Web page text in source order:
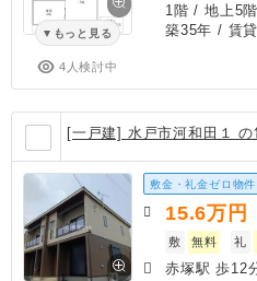
もっと見る
4人検討中
1階 / 地上5
築35年 / 賃
[一戸建] 水戸市河和田１ の
敷金・礼金ゼロ物件
15.6万円
敷
無料 礼
赤塚駅 歩12